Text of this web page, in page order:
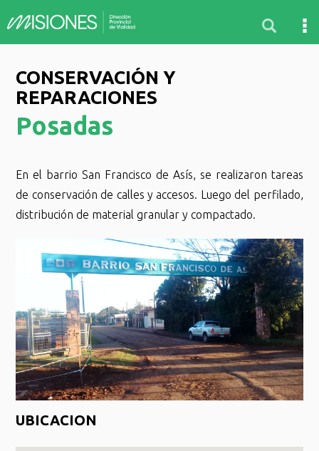
CONSERVACIÓN Y
REPARACIONES
Posadas
En el barrio San Francisco de Asís, se realizaron tareas
de conservación de calles y accesos. Luego del perfilado,
distribución de material granular y compactado.
UBICACION